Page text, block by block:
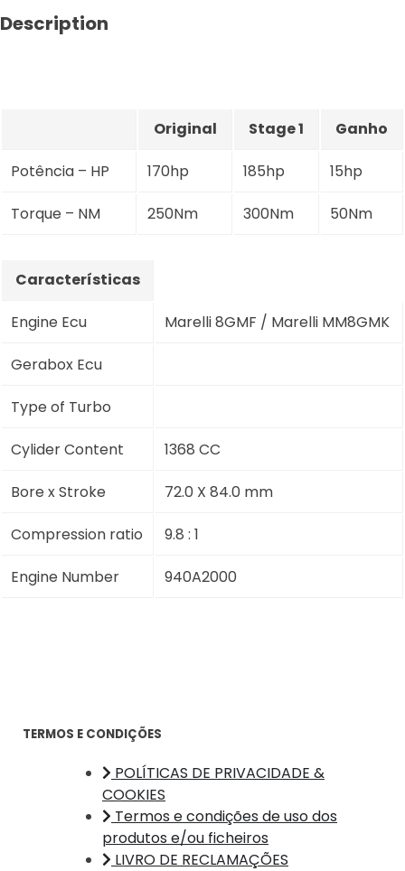
Description
Original Stage 1 Ganho
Potência – HP 170hp 185hp 15hp
Torque – NM 250Nm 300Nm 50Nm
Características
Engine Ecu Marelli 8GMF / Marelli MM8GMK
Gerabox Ecu
Type of Turbo
Cylider Content 1368 CC
Bore x Stroke 72.0 X 84.0 mm
Compression ratio 9.8 : 1
Engine Number 940A2000
TERMOS E CONDIÇÕES
POLÍTICAS DE PRIVACIDADE &
COOKIES
Termos e condições de uso dos
produtos e/ou ficheiros
LIVRO DE RECLAMAÇÕES